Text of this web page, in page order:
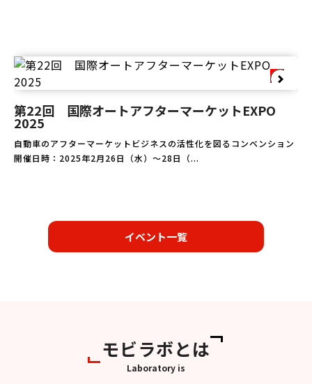
第22回 国際オートアフターマーケットEXPO
2025
自動車のアフターマーケットビジネスの活性化を図るコンベンション
開催日時：2025年2月26日（水）～28日（...
イベント一覧
モビラボとは
Laboratory is